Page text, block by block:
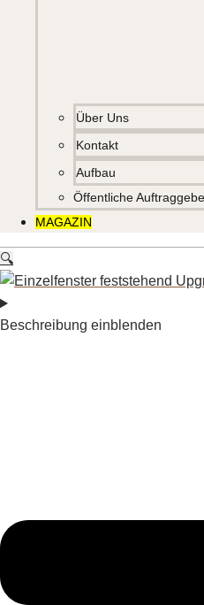
Über Uns
Kontakt
Aufbau
Öffentliche
MAGAZIN
🔍
Beschreibung einblenden